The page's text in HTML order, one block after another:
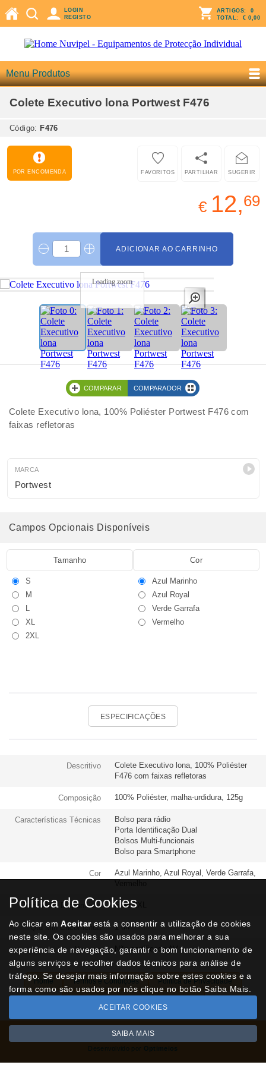
LOGIN
REGISTO
ARTIGOS: 0
TOTAL: € 0,00
Menu Produtos
Colete Executivo lona Portwest F476
Código: F476
POR ENCOMENDA SUGERIR
PARTILHAR
FAVORITOS
€ 12,69
ADICIONAR AO CARRINHO
Loading zoom
COMPARAR COMPARADOR
Colete Executivo lona, 100% Poliéster Portwest F476 com
faixas refletoras
MARCA
Portwest
Campos Opcionais Disponíveis
Tamanho
S
M
L
XL
2XL
Cor
Azul Marinho
Azul Royal
Verde Garrafa
Vermelho
ESPECIFICAÇÕES
Descritivo
Colete Executivo lona, 100% Poliéster
F476 com faixas refletoras
Composição 100% Poliéster, malha-urdidura, 125g
Características Técnicas
Bolso para rádio
Porta Identificação Dual
Bolsos Multi-funcionais
Bolso para Smartphone
Cor
Azul Marinho, Azul Royal, Verde Garrafa,
Tamanhos Disponíveis S ao 2XL
Qtd Min Encomenda 1 un
Normas Não certificado AV
Home Termos e Condições Política de Privacidade
Todos os valores incluem IVA à taxa em vigor
Desenvolvido por Optimeios
Política de Cookies
Ao clicar emAceitarestá a consentir a utilização de cookies
neste site. Os cookies são usados para melhorar a sua
experiência de navegação, garantir o bom funcionamento de
alguns serviços e recolher dados técnicos para análise de
tráfego. Se desejar mais informação sobre estes cookies e a
forma como são usados por nós clique no botão Saiba Mais.
ACEITAR COOKIES
SAIBA MAIS